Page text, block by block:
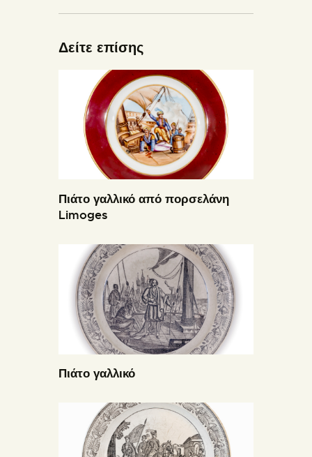
Δείτε επίσης
Πιάτο γαλλικό από πορσελάνη
Limoges
Πιάτο γαλλικό